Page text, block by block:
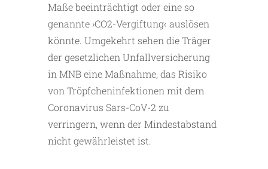
Maße beeinträchtigt oder eine so
genannte ›CO2-Vergiftung‹ auslösen
könnte. Umgekehrt sehen die Träger
der gesetzlichen Unfallversicherung
in MNB eine Maßnahme, das Risiko
von Tröpfcheninfektionen mit dem
Coronavirus Sars-CoV-2 zu
verringern, wenn der Mindestabstand
nicht gewährleistet ist.